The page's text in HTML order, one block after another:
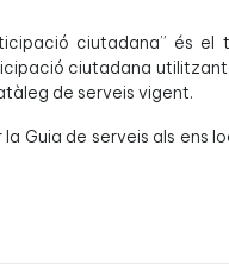
ciutadana” és
ciutadana utilitzant
de serveis vigent.
Guia de serveis als ens